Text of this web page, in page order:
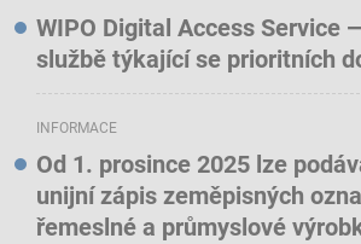
WIPO Digital Access Service
službě týkající se prioritních
INFORMACE
Od 1. prosince 2025 lze
unijní zápis zeměpisných
řemeslné a průmyslové